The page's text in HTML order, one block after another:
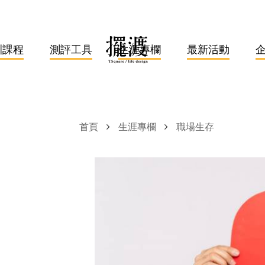
程 測評工具 生涯專欄 最新活動
首頁 生涯專欄 職場生存